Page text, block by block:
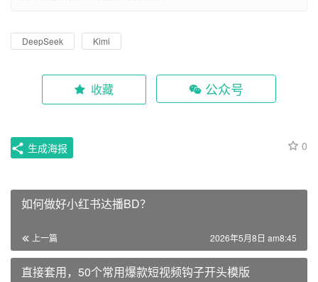
DeepSeek Kimi
收藏 公众号
0
生成海报
如何做好小红书达播BD？
上一篇 2026年5月8日 am8:45
直接套用，50个常用爆款短视频钩子开头模版